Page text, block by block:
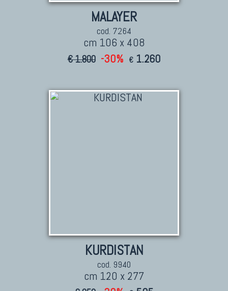
MALAYER
cod. 7264
cm 106 x 408
€ 1.800 -30% € 1.260
KURDISTAN
cod. 9940
cm 120 x 277